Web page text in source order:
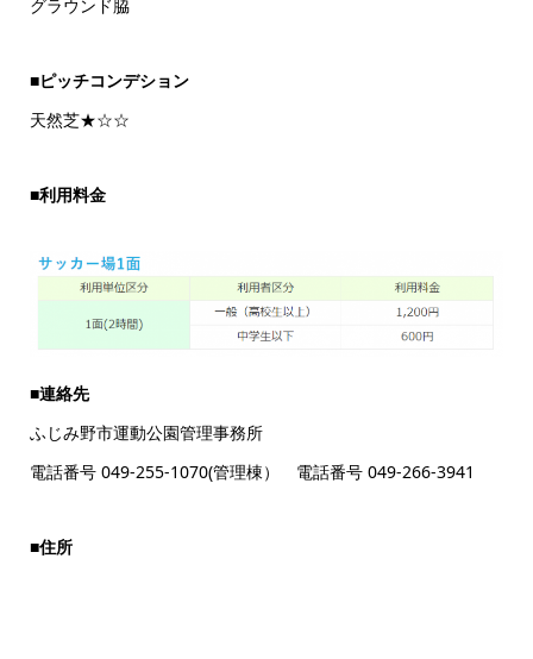
グラウンド脇
■ピッチコンデション
天然芝★☆☆
■利用料金
■連絡先
ふじみ野市運動公園管理事務所
電話番号 049-255-1070(管理棟） 電話番号 049-266-3941
■住所